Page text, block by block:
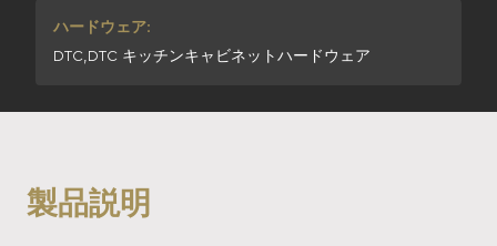
ハードウェア:
DTC,DTC キッチンキャビネットハードウェア
製品説明